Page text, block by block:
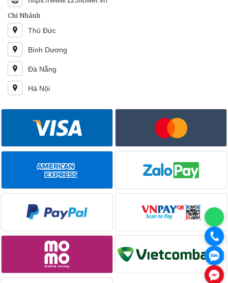
Chi Nhánh
Thủ Đức
Bình Dương
Đà Nẵng
Hà Nội